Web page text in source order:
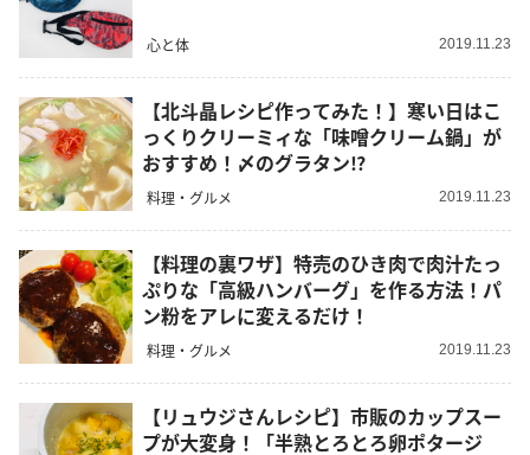
心と体 2019.11.23
【北斗晶レシピ作ってみた！】寒い日はこ
っくりクリーミィな「味噌クリーム鍋」が
おすすめ！〆のグラタン⁉
料理・グルメ 2019.11.23
【料理の裏ワザ】特売のひき肉で肉汁たっ
ぷりな「高級ハンバーグ」を作る方法！パ
ン粉をアレに変えるだけ！
料理・グルメ 2019.11.23
【リュウジさんレシピ】市販のカップスー
プが大変身！「半熟とろとろ卵ポタージ